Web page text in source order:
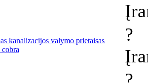
kanalizacijos valymo prietaisas
?